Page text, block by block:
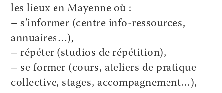
les lieux en Mayenne où :
– s’informer (centre info-ressources,
annuaires…),
– répéter (studios de répétition),
– se former (cours, ateliers de pratique
collective, stages, accompagnement…),